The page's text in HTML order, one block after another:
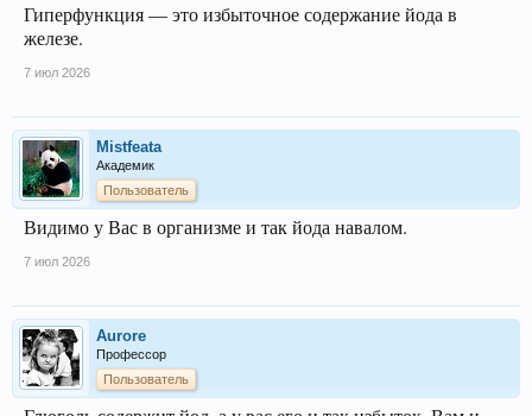
Гиперфункция — это избыточное содержание йода в
железе.
7 июл 2026
Mistfeata
Академик
Пользователь
Видимо у Вас в организме и так йода навалом.
7 июл 2026
Aurore
Профессор
Пользователь